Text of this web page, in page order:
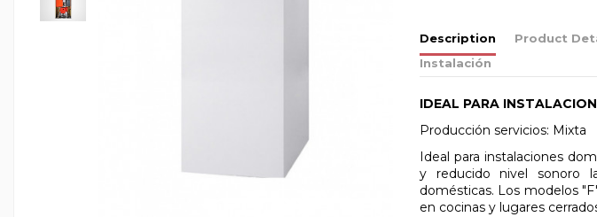
Description Product
Instalación
IDEAL PARA
Producción servicios: Mixta
Ideal para instalaciones
y reducido nivel sonoro
domésticas. Los modelos
en cocinas y lugares